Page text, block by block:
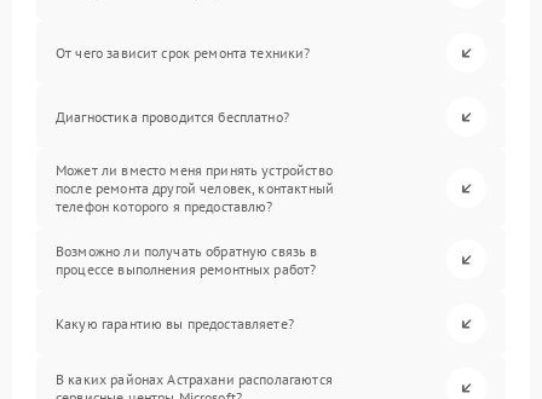
От чего зависит срок ремонта техники?
Диагностика проводится бесплатно?
Может ли вместо меня принять устройство
после ремонта другой человек, контактный
телефон которого я предоставлю?
Возможно ли получать обратную связь в
процессе выполнения ремонтных работ?
Какую гарантию вы предоставляете?
В каких районах Астрахани располагаются